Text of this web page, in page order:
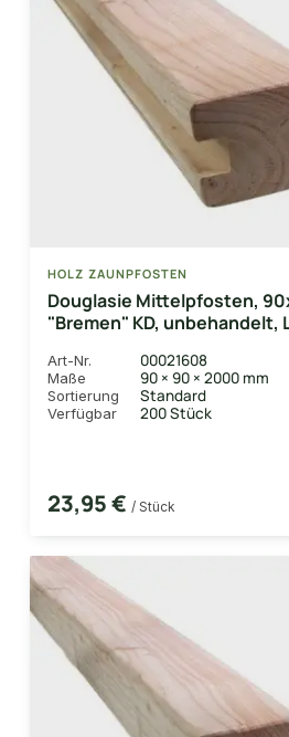
HOLZ ZAUNPFOSTEN
Douglasie Mittelpfosten,
"Bremen" KD, unbehandelt,
Art-Nr. 00021608
Maße 90 × 90 × 2000 mm
Sortierung Standard
Verfügbar 200 Stück
23,95 € / Stück